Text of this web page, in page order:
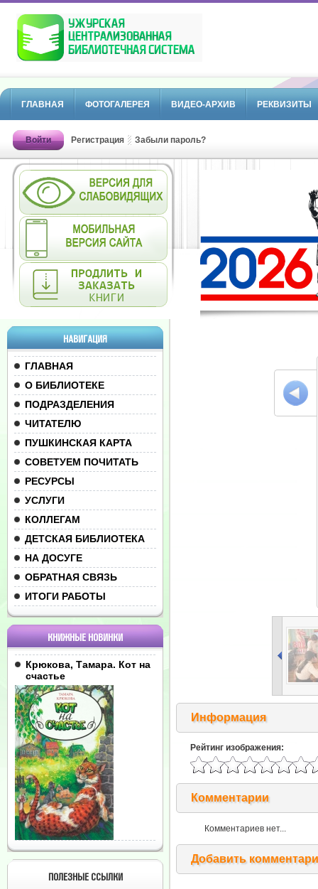
ГЛАВНАЯ ФОТОГАЛЕРЕЯ ВИДЕО-АРХИВ РЕКВИЗИТЫ
Войти Регистрация Забыли пароль?
НАВИГАЦИЯ
ГЛАВНАЯ
О БИБЛИОТЕКЕ
ПОДРАЗДЕЛЕНИЯ
ЧИТАТЕЛЮ
ПУШКИНСКАЯ КАРТА
СОВЕТУЕМ ПОЧИТАТЬ
РЕСУРСЫ
УСЛУГИ
КОЛЛЕГАМ
ДЕТСКАЯ БИБЛИОТЕКА
НА ДОСУГЕ
ОБРАТНАЯ СВЯЗЬ
ИТОГИ РАБОТЫ
КНИЖНЫЕ НОВИНКИ
Крюкова, Тамара. Кот на
счастье
ПОЛЕЗНЫЕ ССЫЛКИ
Информация
Рейтинг изображения:
Комментарии
Комментариев нет...
Добавить